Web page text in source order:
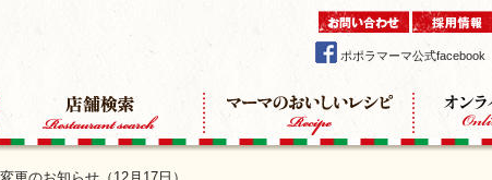
ポポラマーマ公式facebook